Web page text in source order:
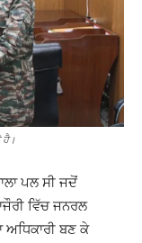
ਹੈ।
ਪਲ ਸੀ ਜਦੋਂ
ਵਿੱਚ ਜਨਰਲ
ਅਧਿਕਾਰੀ ਬਣ ਕੇ